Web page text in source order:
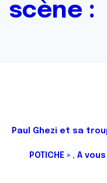
scène :
Paul Ghezi et sa
POTICHE » , A